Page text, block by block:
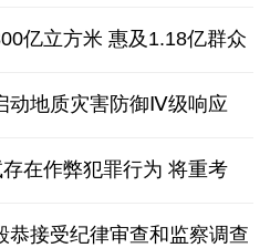
亿立方米 惠及1.18亿群众
动地质灾害防御Ⅳ级响应
在作弊犯罪行为 将重考
恭接受纪律审查和监察调查